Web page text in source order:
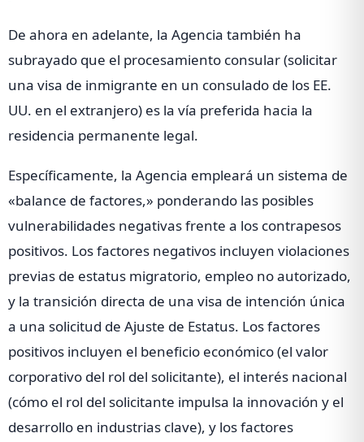
De ahora en adelante, la Agencia también ha
subrayado que el procesamiento consular (solicitar
una visa de inmigrante en un consulado de los EE.
UU. en el extranjero) es la vía preferida hacia la
residencia permanente legal.
Específicamente, la Agencia empleará un sistema de
«balance de factores,» ponderando las posibles
vulnerabilidades negativas frente a los contrapesos
positivos. Los factores negativos incluyen violaciones
previas de estatus migratorio, empleo no autorizado,
y la transición directa de una visa de intención única
a una solicitud de Ajuste de Estatus. Los factores
positivos incluyen el beneficio económico (el valor
corporativo del rol del solicitante), el interés nacional
(cómo el rol del solicitante impulsa la innovación y el
desarrollo en industrias clave), y los factores